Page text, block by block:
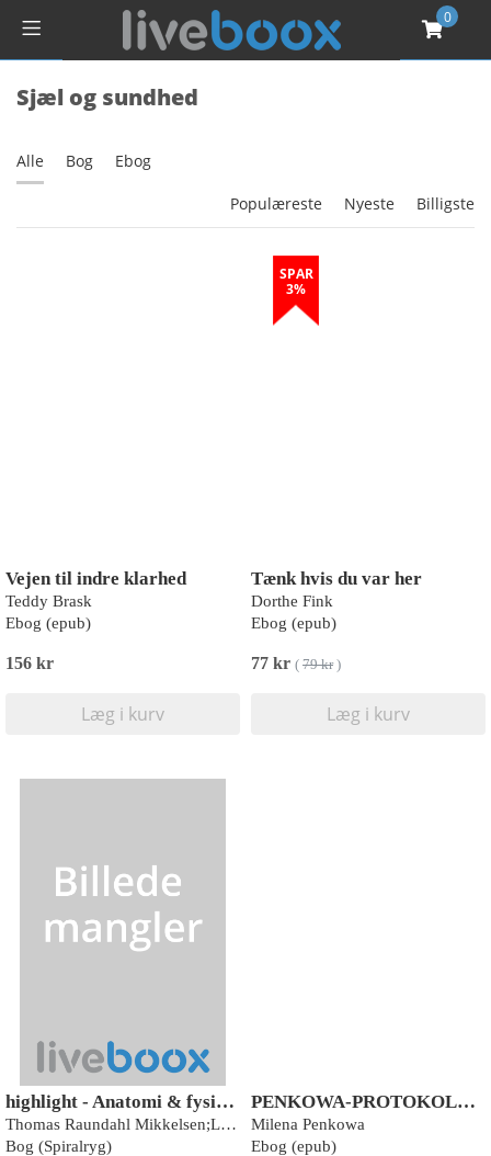
0
Sjæl og sundhed
Alle Bog Ebog
Populæreste Nyeste Billigste
Vejen til indre klarhed
Teddy Brask
Ebog (epub)
156 kr
Læg i kurv
SPAR
3%
Tænk hvis du var her
Dorthe Fink
Ebog (epub)
77 kr ( 79 kr)
Læg i kurv
highlight - Anatomi & fysiologi
Thomas Raundahl Mikkelsen;Lene Bech Hansen;Oluf Falkenberg Nielsen;Suzanne Fleming-Hübertz
Bog (Spiralryg)
PENKOWA-PROTOKOLLEN
Milena Penkowa
Ebog (epub)